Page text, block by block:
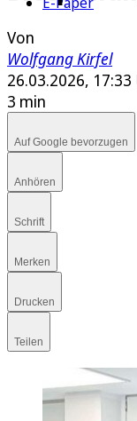
Von
Wolfgang Kirfel
26.03.2026, 17:33
3 min
Auf Google bevorzugen
Anhören
Schrift
Merken
Drucken
Teilen